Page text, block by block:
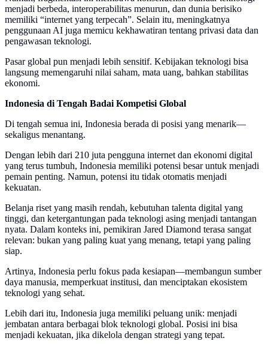
menjadi berbeda, interoperabilitas menurun, dan dunia berisiko
memiliki “internet yang terpecah”. Selain itu, meningkatnya
penggunaan AI juga memicu kekhawatiran tentang privasi data dan
pengawasan teknologi.
Pasar global pun menjadi lebih sensitif. Kebijakan teknologi bisa
langsung memengaruhi nilai saham, mata uang, bahkan stabilitas
ekonomi.
Indonesia di Tengah Badai Kompetisi Global
Di tengah semua ini, Indonesia berada di posisi yang menarik—
sekaligus menantang.
Dengan lebih dari 210 juta pengguna internet dan ekonomi digital
yang terus tumbuh, Indonesia memiliki potensi besar untuk menjadi
pemain penting. Namun, potensi itu tidak otomatis menjadi
kekuatan.
Belanja riset yang masih rendah, kebutuhan talenta digital yang
tinggi, dan ketergantungan pada teknologi asing menjadi tantangan
nyata. Dalam konteks ini, pemikiran Jared Diamond terasa sangat
relevan: bukan yang paling kuat yang menang, tetapi yang paling
siap.
Artinya, Indonesia perlu fokus pada kesiapan—membangun sumber
daya manusia, memperkuat institusi, dan menciptakan ekosistem
teknologi yang sehat.
Lebih dari itu, Indonesia juga memiliki peluang unik: menjadi
jembatan antara berbagai blok teknologi global. Posisi ini bisa
menjadi kekuatan, jika dikelola dengan strategi yang tepat.